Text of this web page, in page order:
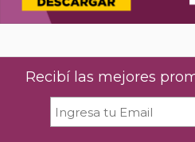
Recibí las mejores